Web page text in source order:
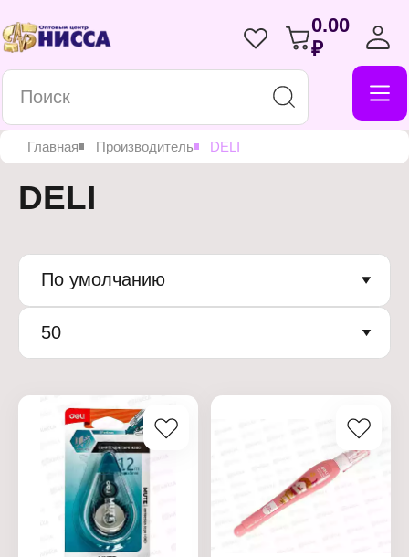
0.00
₽
Главная Производитель DELI
DELI
По умолчанию
50